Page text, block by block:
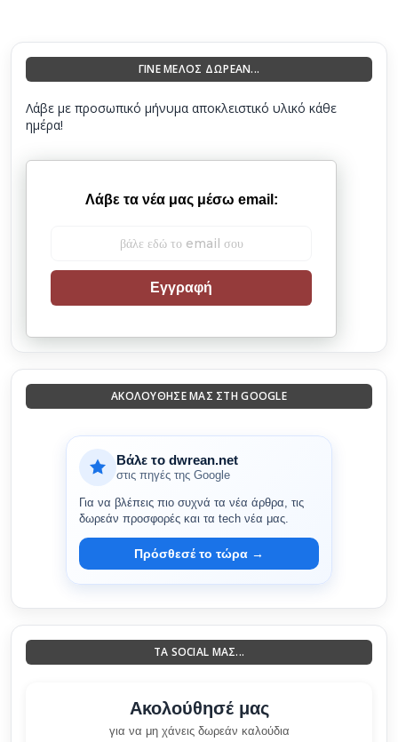
ΓΙΝΕ ΜΕΛΟΣ ΔΩΡΕΑΝ...
Λάβε με προσωπικό μήνυμα αποκλειστικό υλικό κάθε
ημέρα!
Λάβε τα νέα μας μέσω email:
Εγγραφή
ΑΚΟΛΟΎΘΗΣΈ ΜΑΣ ΣΤΗ GOOGLE
Βάλε το dwrean.net
στις πηγές της Google
Για να βλέπεις πιο συχνά τα νέα άρθρα, τις
δωρεάν προσφορές και τα tech νέα μας.
Πρόσθεσέ το τώρα →
ΤΑ SOCIAL ΜΑΣ...
Ακολούθησέ μας
για να μη χάνεις δωρεάν καλούδια